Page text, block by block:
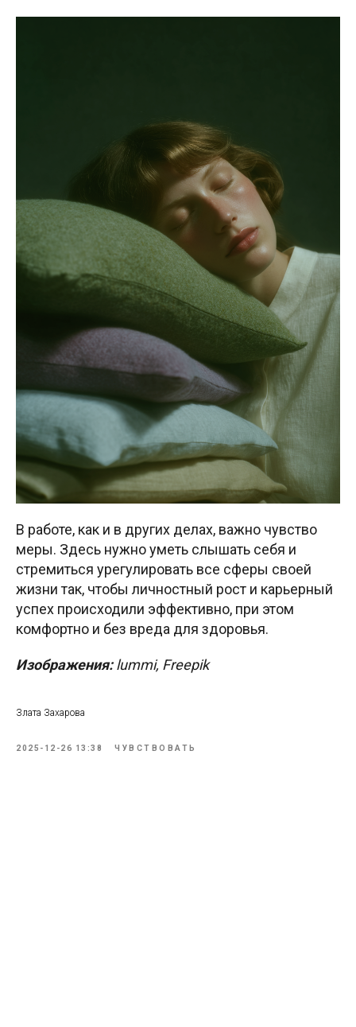
В работе, как и в других делах, важно чувство
меры. Здесь нужно уметь слышать себя и
стремиться урегулировать все сферы своей
жизни так, чтобы личностный рост и карьерный
успех происходили эффективно, при этом
комфортно и без вреда для здоровья.
Изображения:lummi, Freepik
Злата Захарова
2025-12-26 13:38 ЧУВСТВОВАТЬ